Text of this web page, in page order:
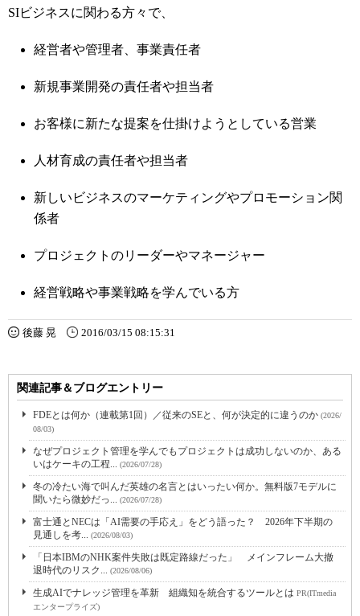
SIビジネスに関わる方々で、
経営者や管理者、事業責任者
新規事業開発の責任者や担当者
お客様に新たな提案を仕掛けようとしている営業
人材育成の責任者や担当者
新しいビジネスのマーケティングやプロモーション関
係者
プロジェクトのリーダーやマネージャー
経営戦略や事業戦略を学んでいる方
後藤 晃 2016/03/15 08:15:31
関連記事＆ブログエントリー
FDEとは何か（連載第1回）／従来のSEと、何が決定的に違うのか (2026/
08/03)
なぜプロジェクト管理を学んでもプロジェクトは成功しないのか、ある
いはケーキの工程... (2026/07/28)
冬の冷たい海で叫んだ英雄の名言とはいったい何か。無料版7モデルに
聞いたら微妙だっ... (2026/07/28)
富士通とNECは「AI需要の手応え」をどう語った？ 2026年下半期の
見通しを考... (2026/08/03)
「日本IBMのNHK案件失敗は既定路線だった」 メインフレーム大撤
退時代のリスク... (2026/08/06)
生成AIでナレッジ管理を革新 組織知を統合するツールとは PR(ITmedia
エンタープライズ)